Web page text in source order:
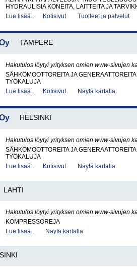
HYDRAULISIA KONEITA, LAITTEITA JA
Lue lisää..
Kotisivut Tuotteet ja palvelut
TAMPERE
Hakutulos löytyi yrityksen omien www-sivujen
SÄHKÖMOOTTOREITA JA GENERAATTOREITA
TYÖKALUJA
Lue lisää..
Kotisivut Näytä kartalla
HELSINKI
Hakutulos löytyi yrityksen omien www-sivujen
SÄHKÖMOOTTOREITA JA GENERAATTOREITA
TYÖKALUJA
Lue lisää..
Kotisivut Näytä kartalla
LAHTI
Hakutulos löytyi yrityksen omien www-sivujen
KOMPRESSOREJA
Lue lisää..
Näytä kartalla